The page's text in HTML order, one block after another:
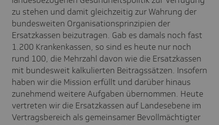
zu stehen und damit gleichzeitig zur Wahrung der
bundesweiten Organisationsprinzipien der
Ersatzkassen beizutragen. Gab es damals noch fast
1.200 Krankenkassen, so sind es heute nur noch
rund 100, die Mehrzahl davon wie die Ersatzkassen
mit bundesweit kalkulierten Beitragssätzen. Insofern
haben wir die Mission erfüllt und darüber hinaus
zunehmend weitere Aufgaben übernommen. Heute
vertreten wir die Ersatzkassen auf Landesebene im
Vertragsbereich als gemeinsamer Bevollmächtigter